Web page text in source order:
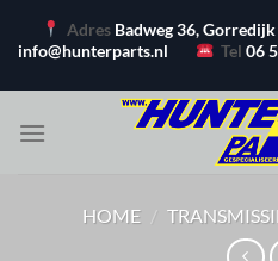
naar
Adres Badweg 36, Gorredijk
info@hunterparts.nl
Tel06
HOME /